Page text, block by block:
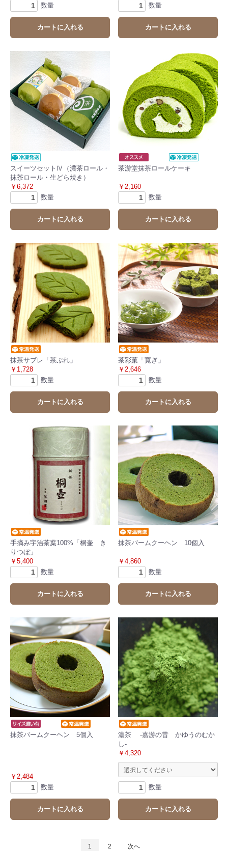
数量
カートに入れる
数量
カートに入れる
スイーツセットⅣ（濃茶ロール・
抹茶ロール・生どら焼き）
￥6,372
数量
カートに入れる
茶游堂抹茶ロールケーキ
￥2,160
数量
カートに入れる
抹茶サブレ「茶ぶれ」
￥1,728
数量
カートに入れる
茶彩菓「寛ぎ」
￥2,646
数量
カートに入れる
手摘み宇治茶葉100%「桐壷 き
りつぼ」
￥5,400
数量
カートに入れる
抹茶バームクーヘン 10個入
￥4,860
数量
カートに入れる
抹茶バームクーヘン 5個入
￥2,484
数量
カートに入れる
濃茶 -嘉游の昔 かゆうのむか
し-
￥4,320
数量
カートに入れる
お買い物を続ける カートへ進む
1 2 次へ